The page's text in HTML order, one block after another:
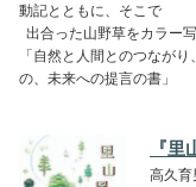
動記とともに、そこで
出合った山野草をカラー
「自然と人間とのつなが
の、未来への提言の書」
『
高久育